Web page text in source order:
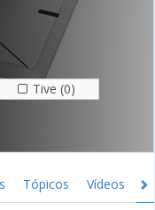
Tive (0)
Tópicos Vídeos